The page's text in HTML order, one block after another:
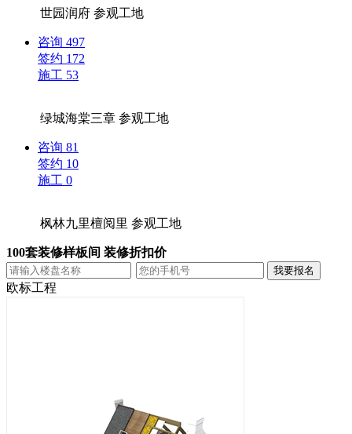
世园润府参观工地
咨询 497
签约 172
施工 53
绿城海棠三章参观工地
咨询 81
签约 10
施工 0
枫林九里檀阅里参观工地
100套装修样板间 装修折扣价
欧标工程